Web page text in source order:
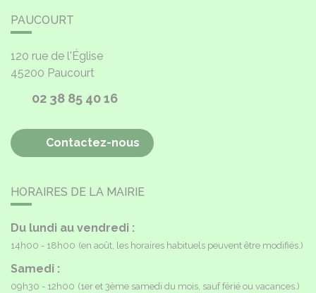
PAUCOURT
120 rue de l'Église
45200 Paucourt
02 38 85 40 16
Contactez-nous
HORAIRES DE LA MAIRIE
Du lundi au vendredi :
14h00 - 18h00 (en août, les horaires habituels peuvent être modifiés.)
Samedi :
09h30 - 12h00 (1er et 3ème samedi du mois, sauf férié ou vacances.)